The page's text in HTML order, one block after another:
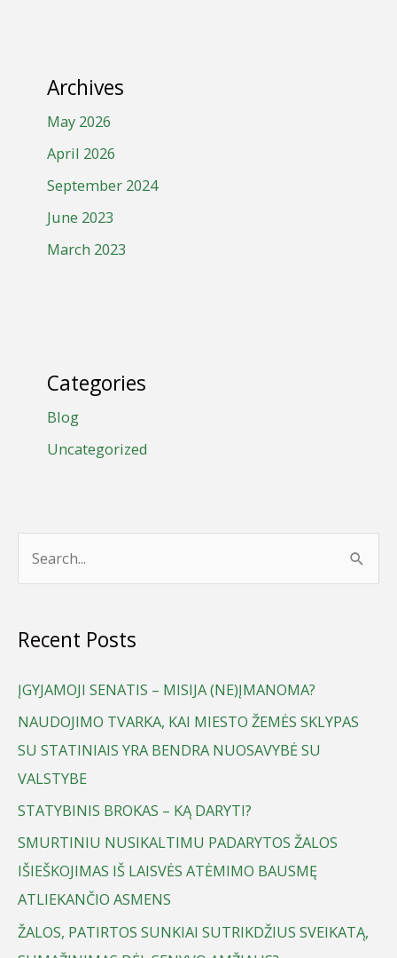
Archives
May 2026
April 2026
September 2024
June 2023
March 2023
Categories
Blog
Uncategorized
e
r
h
f
o
r
:
Recent Posts
ĮGYJAMOJI SENATIS – MISIJA (NE)ĮMANOMA?
NAUDOJIMO TVARKA, KAI MIESTO ŽEMĖS SKLYPAS
SU STATINIAIS YRA BENDRA NUOSAVYBĖ SU
VALSTYBE
STATYBINIS BROKAS – KĄ DARYTI?
SMURTINIU NUSIKALTIMU PADARYTOS ŽALOS
IŠIEŠKOJIMAS IŠ LAISVĖS ATĖMIMO BAUSMĘ
ATLIEKANČIO ASMENS
ŽALOS, PATIRTOS SUNKIAI SUTRIKDŽIUS SVEIKATĄ,